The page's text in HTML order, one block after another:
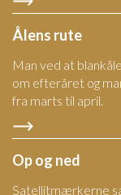
Ålens rute
Man ved at
om efteråret og
fra marts til april.
Op og ned
Satellitmærkerne